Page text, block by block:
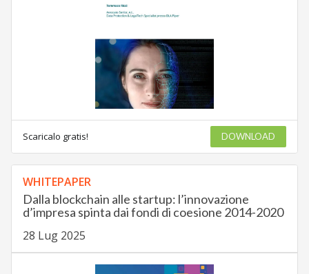
Scaricalo gratis! DOWNLOAD
WHITEPAPER
Dalla blockchain alle startup: l’innovazione
d’impresa spinta dai fondi di coesione 2014-2020
28 Lug 2025